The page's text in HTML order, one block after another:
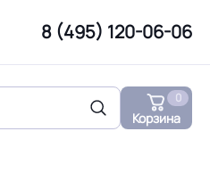
8 (495) 120-06-06
Корзина
0